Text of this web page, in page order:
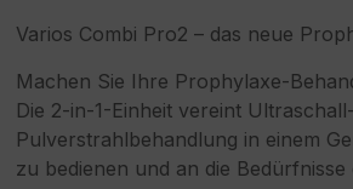
Varios Combi Pro2 – das neue
Machen Sie Ihre Prophylaxe-
Die 2-in-1-Einheit vereint
Pulverstrahlbehandlung in einem
zu bedienen und an die Bedürfnisse